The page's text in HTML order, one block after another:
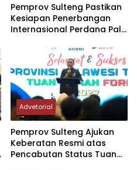
Pemprov Sulteng Pastikan
Kesiapan Penerbangan
Internasional Perdana Palu
Advetorial
Pemprov Sulteng Ajukan
Keberatan Resmi atas
Pencabutan Status Tuan